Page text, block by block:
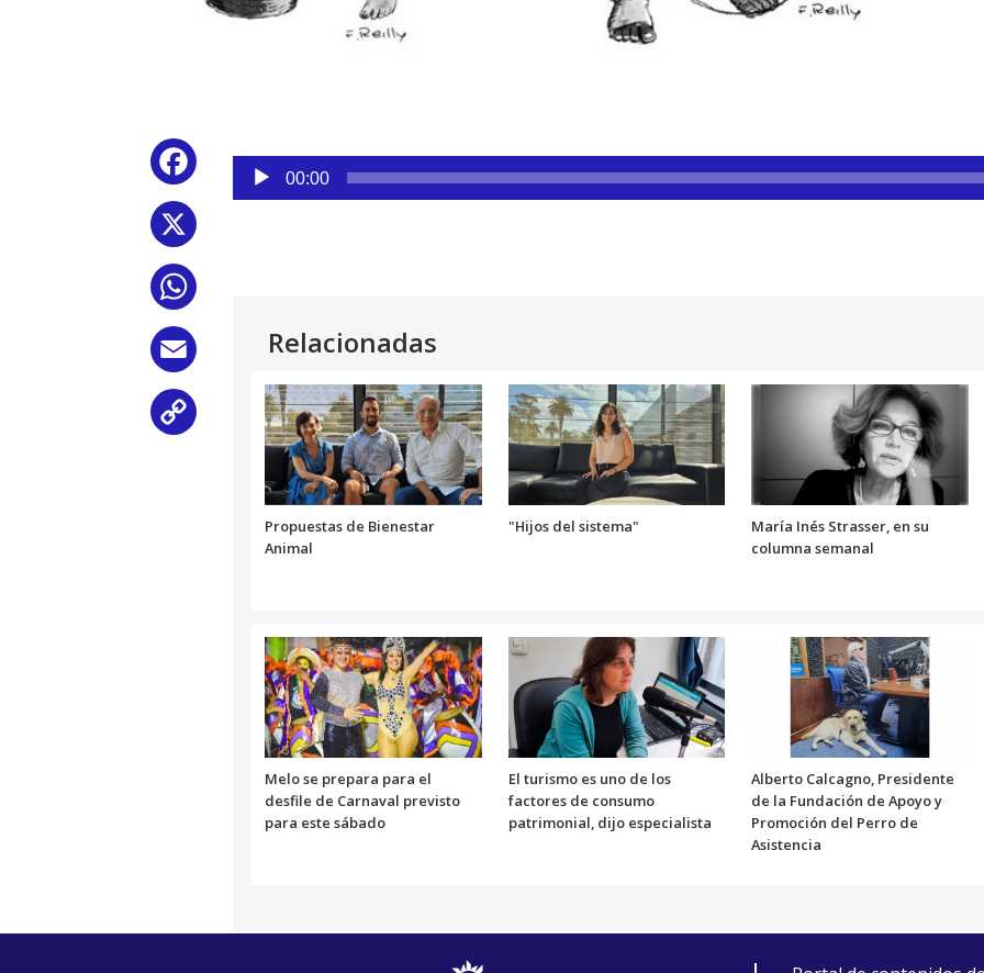
Facebook
Reproductor
audio
00:00
Relacionadas
Propuestas de Bienestar
Animal
"Hijos del sistema"
María Inés Strasser, en su
columna semanal
Melo se prepara para el
desfile de Carnaval previsto
para este sábado
El turismo es uno de los
factores de consumo
patrimonial, dijo especialista
Alberto Calcagno, Presidente
de la Fundación de Apoyo y
Promoción del Perro de
Asistencia